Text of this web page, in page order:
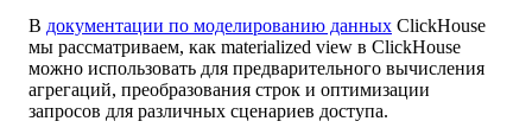
В документации по моделированию данных ClickHouse
мы рассматриваем, как materialized view в ClickHouse
можно использовать для предварительного вычисления
агрегаций, преобразования строк и оптимизации
запросов для различных сценариев доступа.